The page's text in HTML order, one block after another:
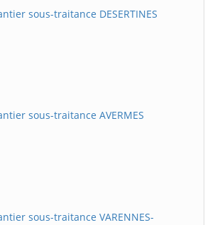
sous-traitance DESERTINES
sous-traitance AVERMES
sous-traitance VARENNES-